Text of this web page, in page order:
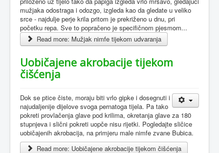
mužjaka odostraga i odozgo, izgleda kao da gledate u veliko
srce - najdulje perje krila pritom je prekriženo u dnu, pri
početku repa. Sve to popračeno je specifičnom pjesmom...
Read more: Mužjak nimfe tijekom udvaranja
Uobičajene akrobacije tijekom
čišćenja
Dok se ptice čiste, moraju biti vrlo gipke i dosegnuti i
najudaljenije dijelove svoga pernatoga tijela. Pa tako
pokreti provlačenja glave pod krilima, okretanja glave za 180
stupnjeva i slični pokreti uopče nisu rijetki. Pogledajte sličice
uobičajenih akrobacija, na primjeru male nimfe zvane Bubica.
Read more: Uobičajene akrobacije tijekom čišćenja